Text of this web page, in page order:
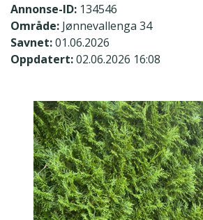
Annonse-ID: 134546
Område: Jønnevallenga 34
Savnet:01.06.2026
Oppdatert:02.06.2026 16:08